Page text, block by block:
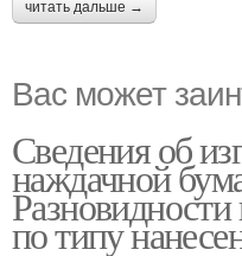
читать дальше →
Вас может
Сведения об
наждачной
по типу